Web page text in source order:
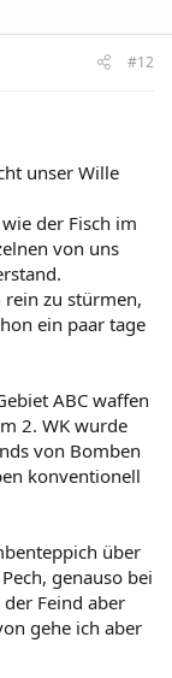
#12
unser Wille
der Fisch im
von uns
zu stürmen,
ein paar tage
ABC waffen
2. WK wurde
von Bomben
konventionell
über
genauso bei
Feind aber
gehe ich aber